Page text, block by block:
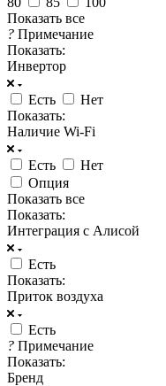
Показать все
? Примечание
Показать:
Инвертор
Есть
Нет
Показать:
Наличие Wi-Fi
Есть
Нет
Опция
Показать все
Показать:
Интеграция с Алисой
Есть
Показать:
Приток воздуха
Есть
? Примечание
Показать:
Бренд